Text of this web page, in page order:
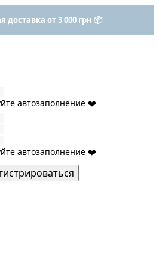
доставка от 3 000 грн 📦
автозаполнение ❤️
автозаполнение ❤️